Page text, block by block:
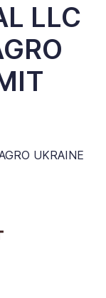
LLC
UKRAINE